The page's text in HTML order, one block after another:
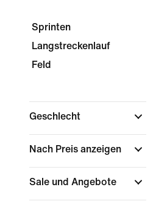
Sprinten
Langstreckenlauf
Feld
Geschlecht
Nach Preis anzeigen
Sale und Angebote